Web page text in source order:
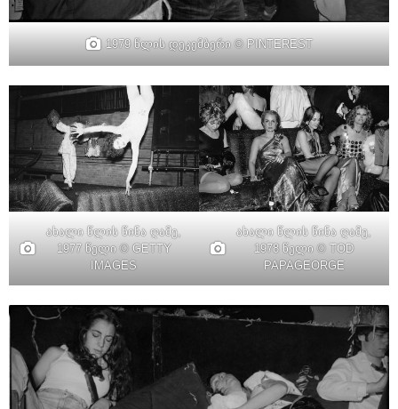
1979 წლის დეკემბერი © PINTEREST
ახალი წლის წინა ღამე,
1977 წელი © GETTY
IMAGES
ახალი წლის წინა ღამე,
1978 წელი © TOD
PAPAGEORGE